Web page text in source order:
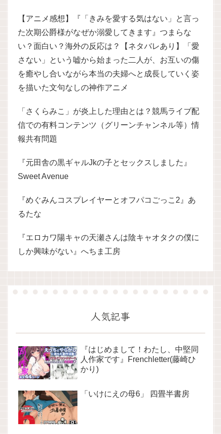
【アニメ感想】『「きみを愛する気はない」と言っ
た次期公爵様がなぜか溺愛してきます』つまらな
い？面白い？海外の反応は？【ネタバレあり】「愛
さない」という嘘から始まった二人が、お互いの傷
を癒やし合いながら本当の夫婦へと成長していく姿
を描いた文句なしの神作アニメ
「さくらみこ」が炎上した理由とは？競馬ライブ配
信での有料コンテンツ（グリーンチャンネル等）情
報共有問題
『元田舎の黒ギャルJkの子とセックスしました』
Sweet Avenue
『めぐみんコスプレイヤーとオフパコごっこ2』あ
るたな
『エロカワ陽キャの天瀬さんは陰キャオタクの僕に
しか興味がない』へちま工房
人気記事
『はじめまして！わたし、中堅同
人作家です』Frenchletter(藤崎ひ
かり)
「いけにえの母6」 四畳半書房